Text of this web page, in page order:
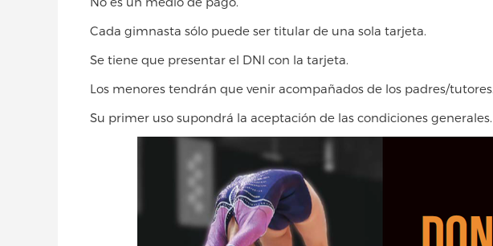
Cada gimnasta sólo puede ser titular de una sola tarjeta.
Se tiene que presentar el DNI con la tarjeta.
Los menores tendrán que venir acompañados de los padres/tutores.
Su primer uso supondrá la aceptación de las condiciones generales.